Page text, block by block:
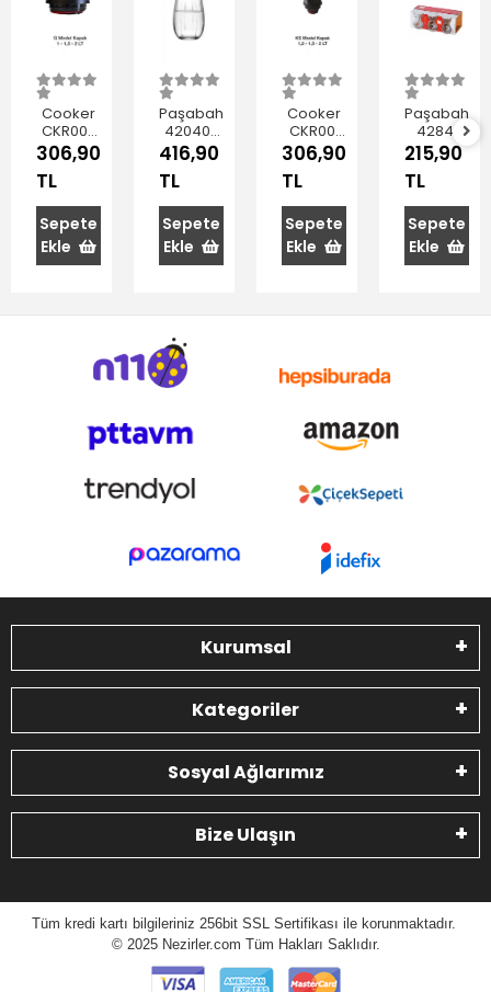
Cooker
CKR002
Sürahi
Termos
Kapağı
1.5-2 Lt
306,90
TL
Sepete
Ekle
Paşabahçe
420405
Linka
Bardak
380 cc
6'lı
416,90
TL
Sepete
Ekle
Cooker
CKR001
Termos
Kapağı
1.2/1.5/2
Lt
306,90
TL
Sepete
Ekle
Paşabahçe
42841
Dantel
Çay
Bardağı
145 cc
6'lı
215,90
TL
Sepete
Ekle
Kurumsal
Kategoriler
Sosyal Ağlarımız
Bize Ulaşın
Tüm kredi kartı bilgileriniz 256bit SSL Sertifikası ile korunmaktadır.
© 2025 Nezirler.com Tüm Hakları Saklıdır.